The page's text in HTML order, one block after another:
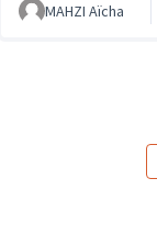
MAHZI Aïcha